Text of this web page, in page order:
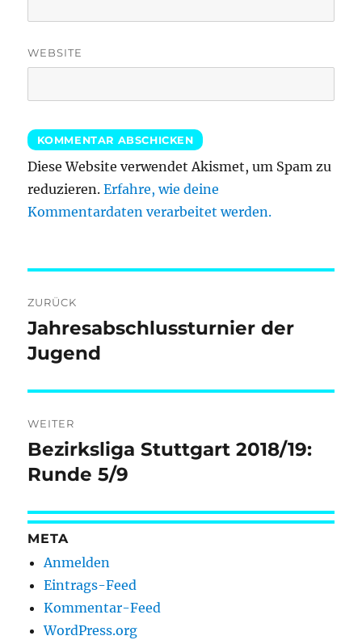
WEBSITE
Diese Website verwendet Akismet, um Spam zu
reduzieren.Erfahre, wie deine
Kommentardaten verarbeitet werden.
ZURÜCK
Vorheriger
Beitrag:
Jahresabschlussturnier der
Jugend
WEITER
Nächster
Beitrag:
Bezirksliga Stuttgart 2018/19:
Runde 5/9
META
Anmelden
Eintrags-Feed
Kommentar-Feed
WordPress.org